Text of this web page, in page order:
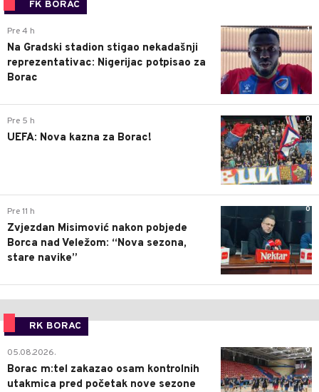
FK BORAC
1
Pre 4 h
Na Gradski stadion stigao nekadašnji
reprezentativac: Nigerijac potpisao za
Borac
0
Pre 5 h
UEFA: Nova kazna za Borac!
0
Pre 11 h
Zvjezdan Misimović nakon pobjede
Borca nad Veležom: “Nova sezona,
stare navike”
RK BORAC
0
05.08.2026.
Borac m:tel zakazao osam kontrolnih
utakmica pred početak nove sezone